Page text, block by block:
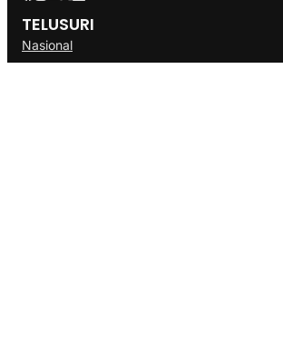
TELUSURI
Nasional